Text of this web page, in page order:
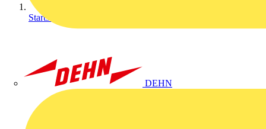
DEHN
Startseite